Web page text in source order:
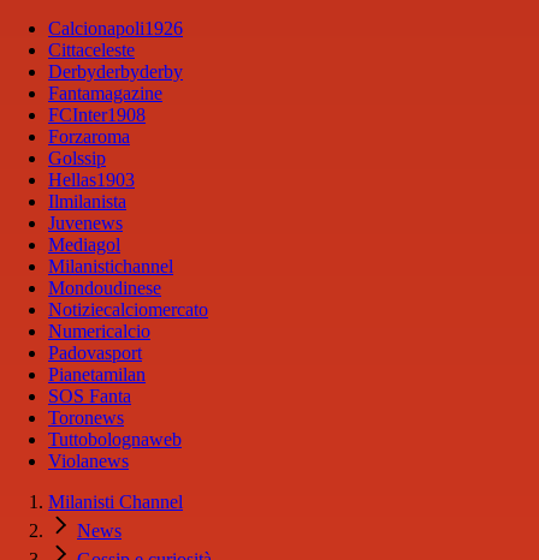
Calcionapoli1926
Cittaceleste
Derbyderbyderby
Fantamagazine
FCInter1908
Forzaroma
Golssip
Hellas1903
Ilmilanista
Juvenews
Mediagol
Milanistichannel
Mondoudinese
Notiziecalciomercato
Numericalcio
Padovasport
Pianetamilan
SOS Fanta
Toronews
Tuttobolognaweb
Violanews
Milanisti Channel
News